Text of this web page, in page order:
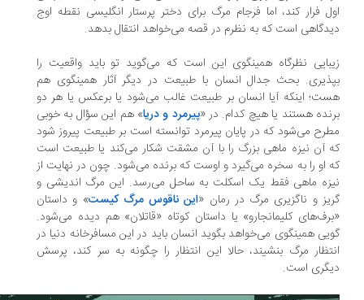
فرار کند، اما فرجام مرگ برای دختر پرستار انگلیسی نقطه اوج
است که به نظرم در قصه می‌خواهد انتقال بدهد.
نظرگاه همینگوی این است که می‌گوید تو باید واقعیت را
بحث جدال انسان با طبیعت در دیگر آثار همینگوی هم
اینکه آیا انسان بر طبیعت غالب می‌شود یا برعکس یا هر دو
هستند یا هیچ کدام. در «پیرمرد و دریا» هم این سؤال به خوبی
می‌شود که در پایان پیرمرد توانسته است بر طبیعت پیروز شود
آن نیزه ماهی بزرگ را با آن مشقت شکار می‌کند یا طبیعت است
او را به سخره می‌گیرد و اوست که برنده می‌شود. چون در نهایت از
ماهی فقط یک اسکلت به ساحل می‌رسد. این مرگ اندیشی و
و ناگزیری مرگ در رمان « این ناقوس مرگ کیست » و داستان
کلیمانجارو» یا داستان کوتاه «قاتلان» هم دیده می‌شود.
همینگوی می‌خواهد بگوید انسان باید در این مسافرخانه دنیا در
مرگ بنشیند، حالا این انتظار را چگونه به سر کند، پرسش
است.